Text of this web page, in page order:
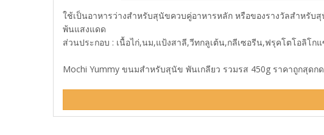
ใช้เป็นอาหารว่างสำหรับสุนัขควบคู่อาหารหลัก หรือของรางวัลสำหรับ
พ้นแสงแดด
ส่วนประกอบ : เนื้อไก่,นม,แป้งสาลี,วีทกลูเต้น,กลีเซอรีน,ฟรุคโตโอลิโ
Mochi Yummy ขนมสำหรับสุนัข พันเกลียว รวมรส 450g ราคาถูกสุดก